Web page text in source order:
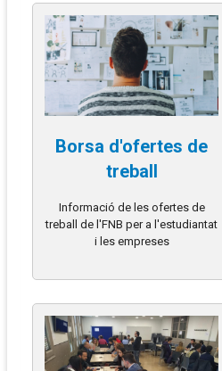
Borsa d'ofertes de
treball
Informació de les ofertes de
treball de l'FNB per a l'estudiantat
i les empreses